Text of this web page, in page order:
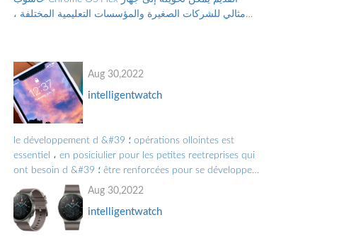
مثالي للشركات الصغيرة والمؤسسات التعليمية المختلفة ،
Aug 30,2022
intelligentwatch
le développement d &#39 ؛ opérations ollointes est
essentiel ، en posiciulier pour les petites reetreprises qui
ont besoin d &#39 ؛ être renforcées pour se développer
et croître.Les Grandes Entreprises doiv ...
Aug 30,2022
intelligentwatch